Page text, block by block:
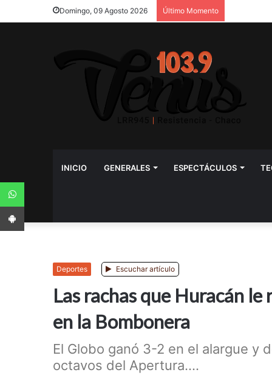
Domingo, 09 Agosto 2026 Último Momento
INICIO GENERALES ESPECTÁCULOS
Deportes Escuchar artículo
Las rachas que Huracán
en la Bombonera
El Globo ganó 3-2 en el alargue y
octavos del Apertura....